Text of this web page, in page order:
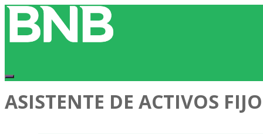
ASISTENTE DE ACTIVOS